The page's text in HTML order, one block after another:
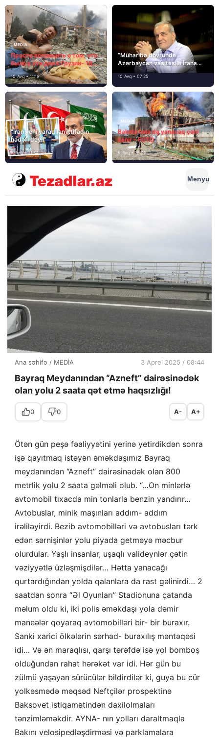
MEDİA
Просто вспомнить о том, что
было в эти дни в Грузии- 18
лет назад, 8 августа 2008
года…
10 Avq • 11:19
“Müharibə dövründə
Azərbaycan vasitəsilə İrana
yardım və dəstək göstərilib”
10 Avq • 07:25
“İran yeni yaradılan ittifaqın
hədəfi deyil”
9 Avq • 21:54
MEDİA
Bakıda hələ də yanacaq çəni
yanır – FOTO
9 Avq • 18:00
Menyu
Ana səhifə / MEDİA 3 Aprel 2025 / 08:44
Bayraq Meydanından “Azneft” dairəsinədək
olan yolu 2 saata qət etmə haqsızlığı!
0 0 A- A+
Ötən gün peşə fəaliyyətini yerinə yetirdikdən sonra
işə qayıtmaq istəyən əməkdaşımız Bayraq
meydanından “Azneft” dairəsinədək olan 800
metrlik yolu 2 saata gəlməli olub. “…On minlərlə
avtomobil tıxacda min tonlarla benzin yandırır…
Avtobuslar, minik maşınları addım- addım
irəliləyirdi. Bezib avtomobilləri və avtobusları tərk
edən sərnişinlər yolu piyada getməyə məcbur
olurdular. Yaşlı insanlar, uşaqlı valideynlər çətin
vəziyyətlə üzləşmişdilər… Hətta yanacağı
qurtardığından yolda qalanlara da rast gəlinirdi… 2
saatdan sonra “Əl Oyunları” Stadionuna çatanda
məlum oldu ki, iki polis əməkdaşı yola dəmir
maneələr qoyaraq avtomobilləri bir- bir buraxır.
Sanki xarici ölkələrin sərhəd- buraxılış məntəqəsi
idi… Və ən maraqlısı, qarşı tərəfdə isə yol bomboş
olduğundan rahat hərəkət var idi. Hər gün bu
zülmü yaşayan sürücülər bildirdilər ki, guya bu cür
yolkəsmədə məqsəd Neftçilər prospektinə
Baksovet istiqamətindən daxilolmaları
tənzimləməkdir. AYNA- nın yolları daraltmaqla
Bakını velosipedləşdirməsi və parklamalara